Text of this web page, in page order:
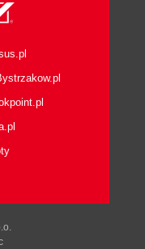
43
45